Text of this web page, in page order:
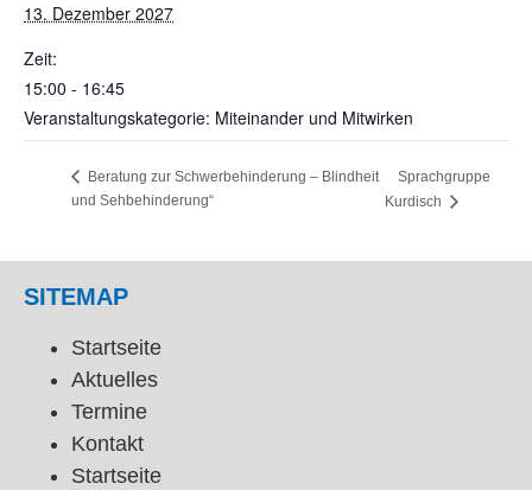
13. Dezember 2027
Zeit:
15:00 - 16:45
Veranstaltungskategorie: Miteinander und Mitwirken
Beratung zur Schwerbehinderung – Blindheit
und Sehbehinderung“
Sprachgruppe
Kurdisch
SITEMAP
Startseite
Aktuelles
Termine
Kontakt
Startseite